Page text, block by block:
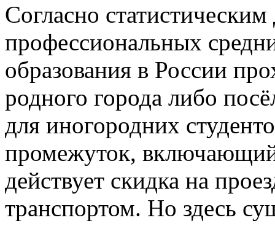
Согласно
профессиональных
образования в России
родного города либо
для иногородних
промежуток, включающий
действует скидка на
транспортом. Но здесь